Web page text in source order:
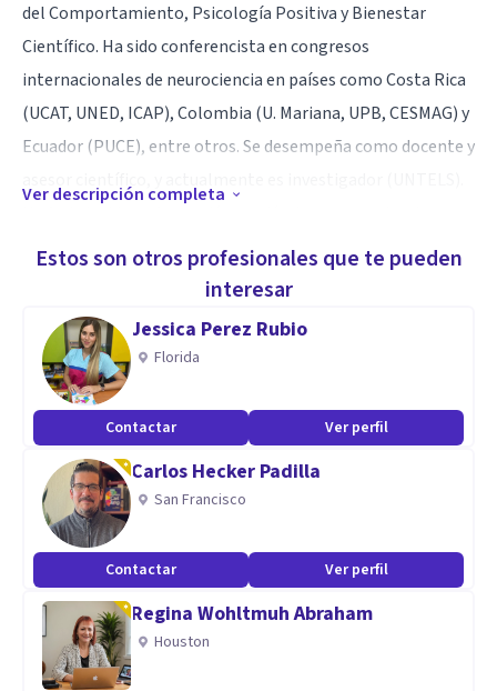
del Comportamiento, Psicología Positiva y Bienestar
Científico. Ha sido conferencista en congresos
internacionales de neurociencia en países como Costa Rica
(UCAT, UNED, ICAP), Colombia (U. Mariana, UPB, CESMAG) y
Ecuador (PUCE), entre otros. Se desempeña como docente y
prestigio como el FENS Forum en París, además de
programas y cursos en Cambridge University, Johns
Hopkins University, University of Pennsylvania y The
Hebrew University of Jerusalem. Su compromiso con la
divulgación científica se refleja en la autoría de libros,
artículos y reseñas, así como en la difusión de conocimiento
en redes sociales.
Especialidad
BIENESTAR Integral (psicología, microbiota, sueño,
neurociencia, y más).
Aptitudes
Multifacético, autodidácta, amante de la literatura y viajero.
Ver descripción completa
Estos son otros profesionales que te pueden
interesar
Jessica Perez Rubio
Florida
Contactar Ver perfil
Carlos Hecker Padilla
San Francisco
Contactar Ver perfil
Regina Wohltmuh Abraham
Houston